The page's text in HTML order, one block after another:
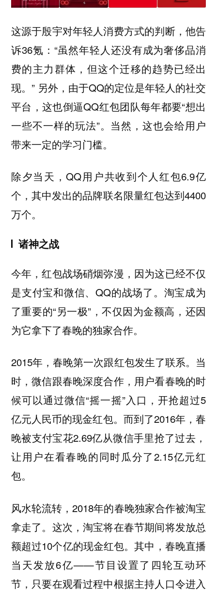
这源于殷宇对年轻人消费方式的判断，他告
诉36氪：“虽然年轻人还没有成为奢侈品消
费的主力群体，但这个迁移的趋势已经出
现。” 另外，由于QQ的定位是年轻人的社交
平台，这也倒逼QQ红包团队每年都要“想出
一些不一样的玩法”。当然，这也会给用户
带来一定的学习门槛。
除夕当天，QQ用户共收到个人红包6.9亿
个，其中发出的品牌联名限量红包达到4400
万个。
诸神之战
今年，红包战场硝烟弥漫，因为这已经不仅
是支付宝和微信、QQ的战场了。淘宝成为
了重要的“另一极”，不仅因为金额高，还因
为它拿下了春晚的独家合作。
2015年，春晚第一次跟红包发生了联系。当
时，微信跟春晚深度合作，用户看春晚的时
候可以通过微信“摇一摇”入口，开抢超过5
亿元人民币的现金红包。而到了2016年，春
晚被支付宝花2.69亿从微信手里抢了过去，
让用户在看春晚的同时瓜分了2.15亿元红
包。
风水轮流转，2018年的春晚独家合作被淘宝
拿走了。这次，淘宝将在春节期间将发放总
额超过10个亿的现金红包。其中，春晚直播
当天发放6亿——节目设置了四轮互动环
节，只要在观看过程中根据主持人口令进入